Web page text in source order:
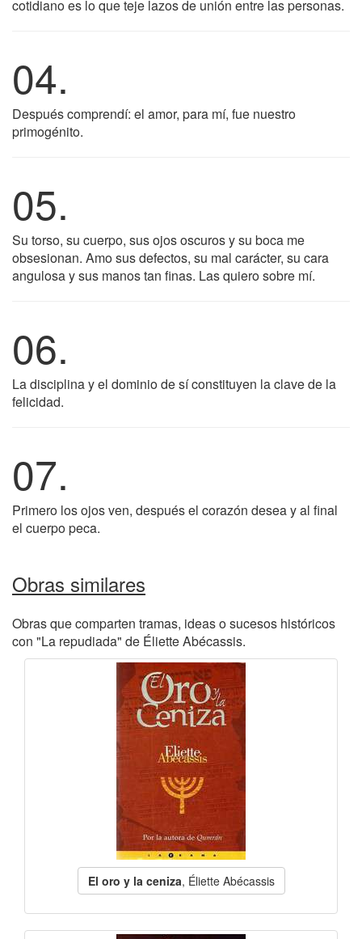
cotidiano es lo que teje lazos de unión entre las personas.
04.
Después comprendí: el amor, para mí, fue nuestro
primogénito.
05.
Su torso, su cuerpo, sus ojos oscuros y su boca me
obsesionan. Amo sus defectos, su mal carácter, su cara
angulosa y sus manos tan finas. Las quiero sobre mí.
06.
La disciplina y el dominio de sí constituyen la clave de la
felicidad.
07.
Primero los ojos ven, después el corazón desea y al final
el cuerpo peca.
Obras similares
Obras que comparten tramas, ideas o sucesos históricos
con "La repudiada" de Éliette Abécassis.
El oro y la ceniza, Éliette Abécassis